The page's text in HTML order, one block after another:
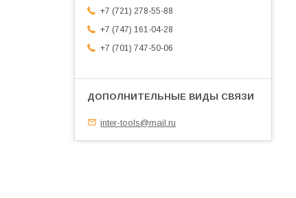
+7 (721) 278-55-88
+7 (747) 161-04-28
+7 (701) 747-50-06
inter-tools@mail.ru